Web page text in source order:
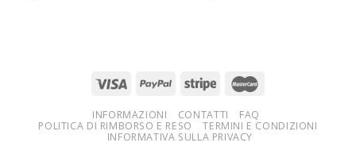
INFORMAZIONI CONTATTI
FAQ
POLITICA DI RIMBORSO E RESO
TERMINI E CONDIZIONI
INFORMATIVA SULLA PRIVACY